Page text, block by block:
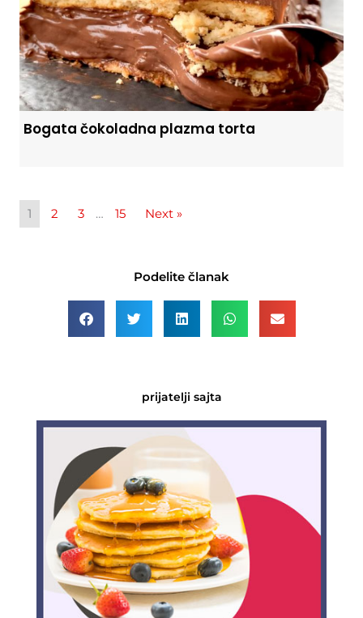
Bogata čokoladna plazma torta
1 2 3 … 15 Next »
Podelite članak
prijatelji sajta